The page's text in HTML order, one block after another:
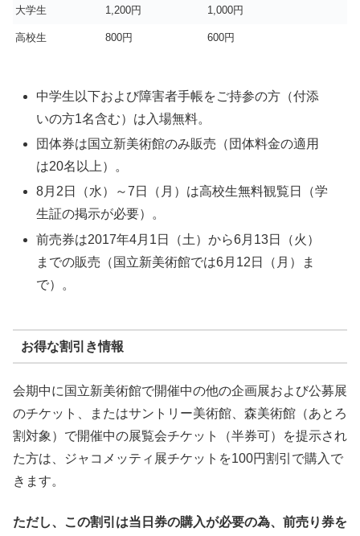
大学生 1,200円 1,000円
高校生 800円 600円
中学生以下および障害者手帳をご持参の方（付添
いの方1名含む）は入場無料。
団体券は国立新美術館のみ販売（団体料金の適用
は20名以上）。
8月2日（水）～7日（月）は高校生無料観覧日（学
生証の掲示が必要）。
前売券は2017年4月1日（土）から6月13日（火）
までの販売（国立新美術館では6月12日（月）ま
で）。
お得な割引き情報
会期中に国立新美術館で開催中の他の企画展および公募展
のチケット、またはサントリー美術館、森美術館（あとろ
割対象）で開催中の展覧会チケット（半券可）を提示され
た方は、ジャコメッティ展チケットを100円割引で購入で
きます。
ただし、この割引は当日券の購入が必要の為、前売り券を